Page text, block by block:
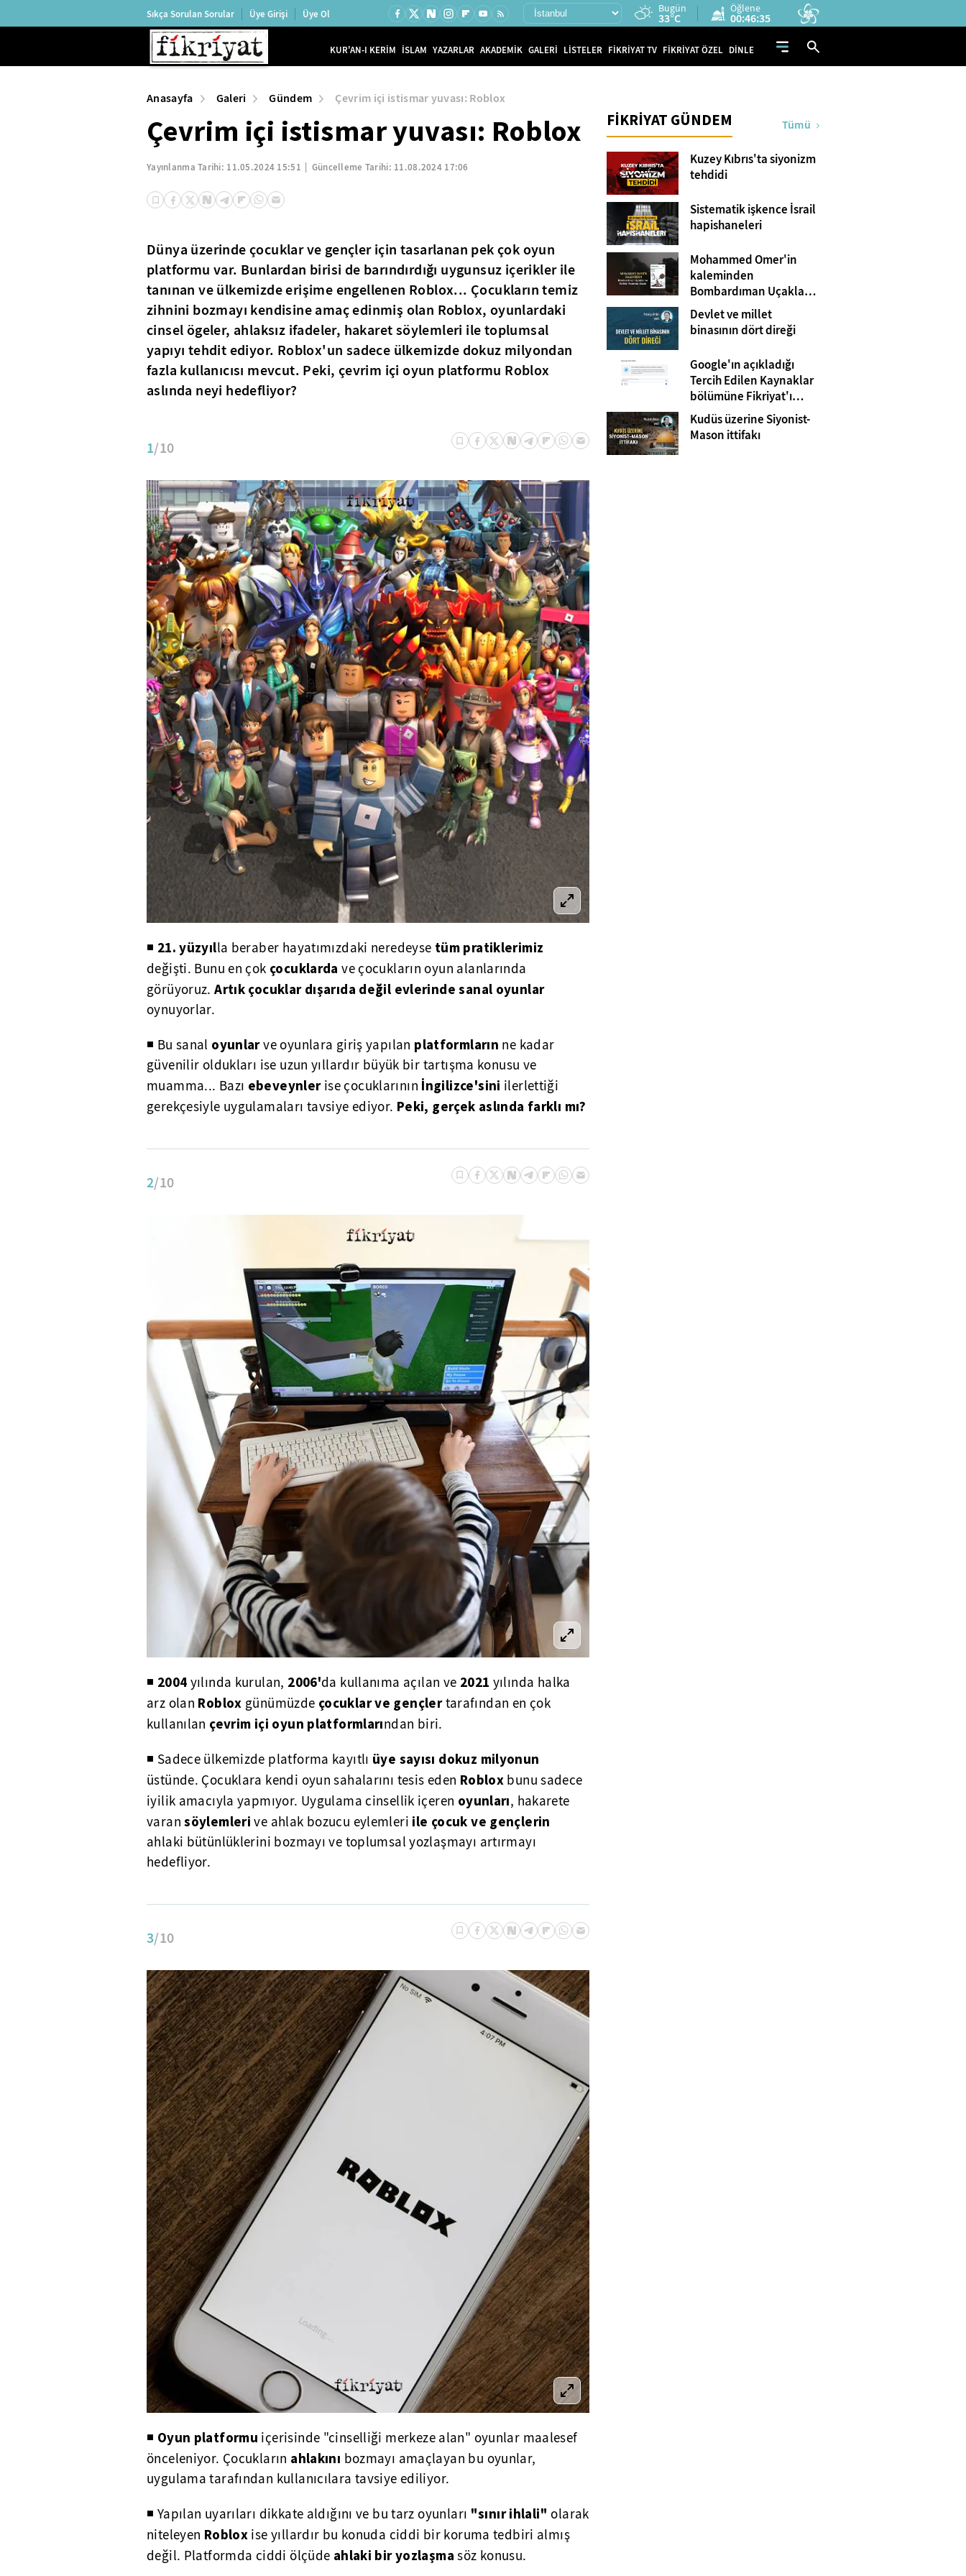
Sıkça Sorulan Sorular Üye Girişi Üye Ol Bugün
33°C
Öğlene
00:46:33
KUR'AN-I KERİM İSLAM YAZARLAR AKADEMİK GALERİ LİSTELER FİKRİYAT TV FİKRİYAT ÖZEL DİNLE
Anasayfa Galeri Gündem Çevrim içi istismar yuvası: Roblox
Çevrim içi istismar yuvası: Roblox
Yayınlanma Tarihi: 11.05.2024 15:51 Güncelleme Tarihi: 11.08.2024 17:06
Dünya üzerinde çocuklar ve gençler için tasarlanan pek çok oyun
platformu var. Bunlardan birisi de barındırdığı uygunsuz içerikler ile
tanınan ve ülkemizde erişime engellenen Roblox... Çocukların temiz
zihnini bozmayı kendisine amaç edinmiş olan Roblox, oyunlardaki
cinsel ögeler, ahlaksız ifadeler, hakaret söylemleri ile toplumsal
yapıyı tehdit ediyor. Roblox'un sadece ülkemizde dokuz milyondan
fazla kullanıcısı mevcut. Peki, çevrim içi oyun platformu Roblox
aslında neyi hedefliyor?
1/10
◾ 21. yüzyılla beraber hayatımızdaki neredeyse tüm pratiklerimiz
değişti. Bunu en çok çocuklardave çocukların oyun alanlarında
görüyoruz.Artık çocuklar dışarıda değil evlerinde sanal oyunlar
oynuyorlar.
◾ Bu sanal oyunlarve oyunlara giriş yapılan platformların ne kadar
güvenilir oldukları ise uzun yıllardır büyük bir tartışma konusu ve
muamma... Bazı ebeveynler ise çocuklarının İngilizce'sini ilerlettiği
gerekçesiyle uygulamaları tavsiye ediyor. Peki, gerçek aslında farklı mı?
2/10
◾ 2004 yılında kurulan, 2006'da kullanıma açılan ve 2021 yılında halka
arz olan Roblox günümüzde çocuklar ve gençlertarafından en çok
kullanılan çevrim içi oyun platformlarından biri.
◾ Sadece ülkemizde platforma kayıtlı üye sayısı dokuz milyonun
üstünde. Çocuklara kendi oyun sahalarını tesis eden Roblox bunu sadece
iyilik amacıyla yapmıyor. Uygulama cinsellik içeren oyunları, hakarete
varansöylemlerive ahlak bozucu eylemleri ile çocuk ve gençlerin
ahlaki bütünlüklerini bozmayı ve toplumsal yozlaşmayı artırmayı
hedefliyor.
3/10
◾ Oyun platformu içerisinde "cinselliği merkeze alan" oyunlar maalesef
önceleniyor. Çocukların ahlakını bozmayı amaçlayan bu oyunlar,
uygulama tarafından kullanıcılara tavsiye ediliyor.
◾ Yapılan uyarıları dikkate aldığını ve bu tarz oyunları "sınır ihlali" olarak
niteleyen Roblox ise yıllardır bu konuda ciddi bir koruma tedbiri almış
değil. Platformda ciddi ölçüde ahlaki bir yozlaşma söz konusu.
FİKRİYAT GÜNDEM Tümü
Kuzey Kıbrıs'ta siyonizm
tehdidi
Sistematik işkence İsrail
hapishaneleri
Mohammed Omer'in
kaleminden
Bombardıman Uçakları
ve Tanklar Arasında
Gazze
Devlet ve millet
binasının dört direği
Google'ın açıkladığı
Tercih Edilen Kaynaklar
bölümüne Fikriyat'ı
eklemeyi unutmayın!
Kudüs üzerine Siyonist-
Mason ittifakı